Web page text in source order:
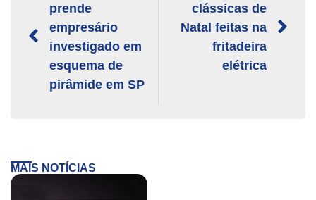
prende
empresário
investigado em
esquema de
pirâmide em SP
clássicas de
Natal feitas na
fritadeira
elétrica
MAIS NOTÍCIAS